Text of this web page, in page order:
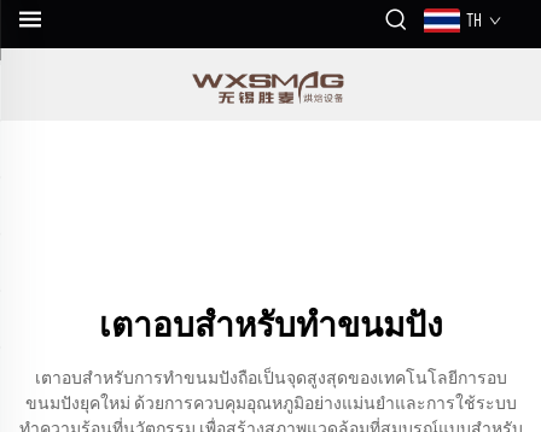
TH
เตาอบสำหรับทำขนมปัง
เตาอบสำหรับการทำขนมปังถือเป็นจุดสูงสุดของเทคโนโลยีการอบ
ขนมปังยุคใหม่ ด้วยการควบคุมอุณหภูมิอย่างแม่นยำและการใช้ระบบ